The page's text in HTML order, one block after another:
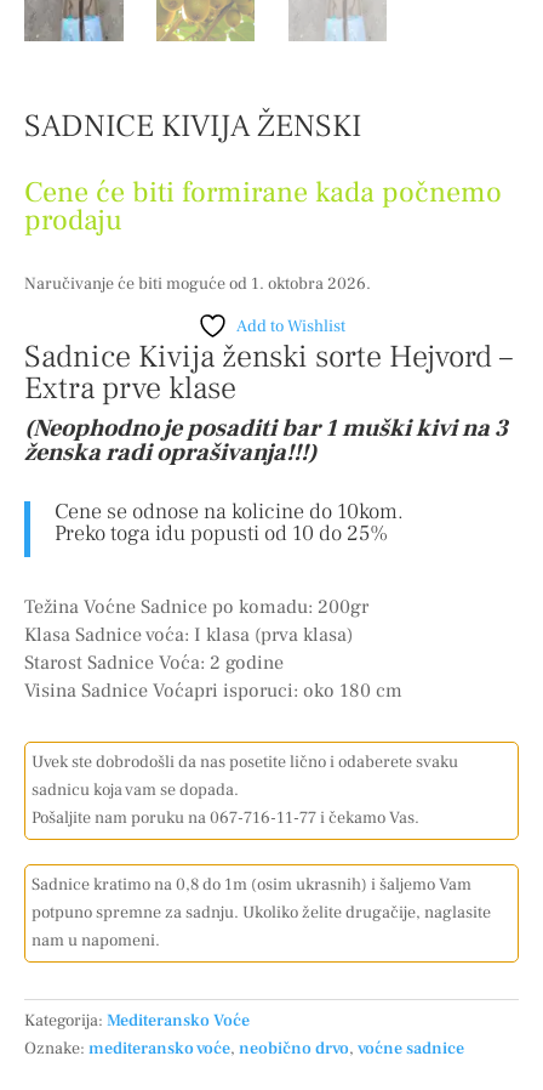
SADNICE KIVIJA ŽENSKI
Cene će biti formirane kada počnemo
prodaju
Naručivanje će biti moguće od 1. oktobra 2026.
Add to Wishlist
Sadnice Kivija ženski sorte Hejvord –
Extra prve klase
(Neophodno je posaditi bar 1 muški kivi na 3
ženska radi oprašivanja!!!)
Cene se odnose na kolicine do 10kom.
Preko toga idu popusti od 10 do 25%
Težina Voćne Sadnice po komadu: 200gr
Klasa Sadnice voća: I klasa (prva klasa)
Starost Sadnice Voća: 2 godine
Visina Sadnice Voćapri isporuci: oko 180 cm
Uvek ste dobrodošli da nas posetite lično i odaberete svaku
sadnicu koja vam se dopada.
Pošaljite nam poruku na 067-716-11-77 i čekamo Vas.
Sadnice kratimo na 0,8 do 1m (osim ukrasnih) i šaljemo Vam
potpuno spremne za sadnju. Ukoliko želite drugačije, naglasite
nam u napomeni.
Kategorija: Mediteransko Voće
Oznake: mediteransko voće, neobično drvo, voćne sadnice